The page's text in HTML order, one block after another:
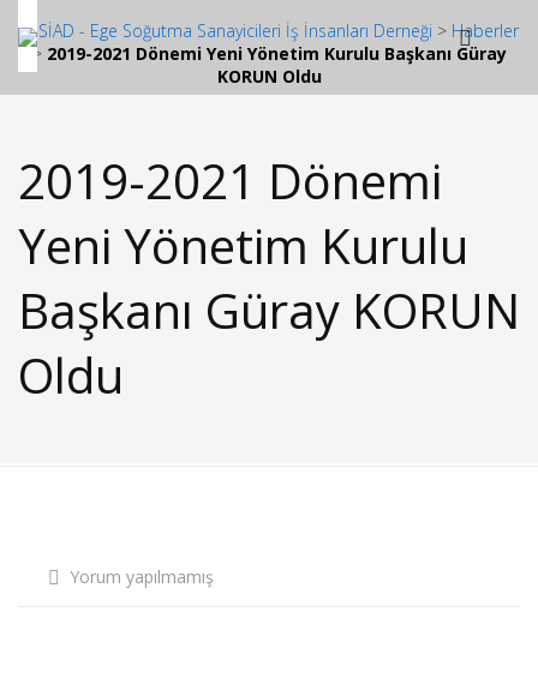
ESSİAD - Ege Soğutma Sanayicileri İş İnsanları Derneği > Haberler
> 2019-2021 Dönemi Yeni Yönetim Kurulu Başkanı Güray
KORUN Oldu
2019-2021 Dönemi
Yeni Yönetim Kurulu
Başkanı Güray KORUN
Oldu
Yorum yapılmamış